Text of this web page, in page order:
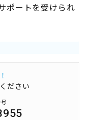
ポートを受けられ
ださい